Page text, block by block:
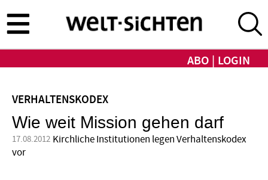
zum
Inhalt
ABO LOGIN
VERHALTENSKODEX
Wie weit Mission gehen darf
17.08.2012 Kirchliche Institutionen legen Verhaltenskodex
vor